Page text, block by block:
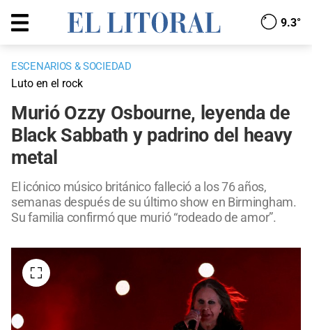
9.3°
ESCENARIOS & SOCIEDAD
Luto en el rock
Murió Ozzy Osbourne, leyenda de
Black Sabbath y padrino del heavy
metal
El icónico músico británico falleció a los 76 años,
semanas después de su último show en Birmingham.
Su familia confirmó que murió “rodeado de amor”.